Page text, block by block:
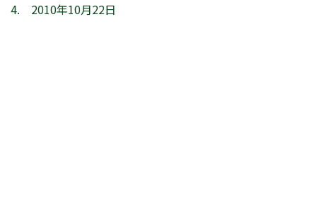
4. 2010年10月22日